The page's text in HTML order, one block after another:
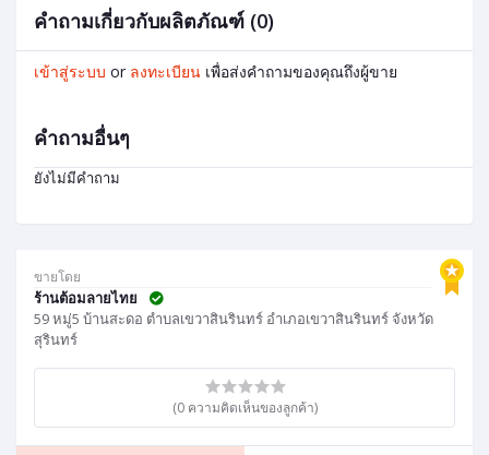
ขายโดย
ร้านต้อมลายไทย
59 หมู่5 บ้านสะดอ ตำบลเขวาสินรินทร์ อำเภอเขวาสินรินทร์ จังหวัด
สุรินทร์
(0 ความคิดเห็นของลูกค้า)
คำถามเกี่ยวกับผลิตภัณฑ์ (0)
เข้าสู่ระบบ or ลงทะเบียน เพื่อส่งคำถามของคุณถึงผู้ขาย
คำถามอื่นๆ
ยังไม่มีคำถาม